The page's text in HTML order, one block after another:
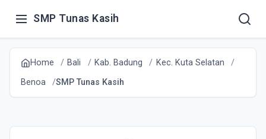
SMP Tunas Kasih
Home Bali Kab. Badung
Kec. Kuta Selatan
Benoa
SMP Tunas Kasih